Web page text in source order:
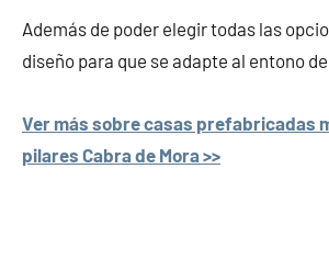
Además de poder elegir todas las
diseño para que se adapte al entono
Ver más sobre casas prefabricadas
pilares Cabra de Mora >>